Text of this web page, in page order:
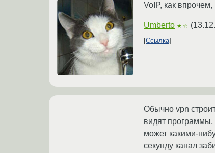
VoIP, как
Umberto ★☆ (
Ссылка
Обычно vpn
видят программы,
может какими-
секунду канал